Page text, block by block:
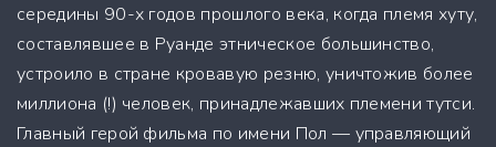
середины 90-х годов прошлого века, когда племя хуту,
составлявшее в Руанде этническое большинство,
устроило в стране кровавую резню, уничтожив более
миллиона (!) человек, принадлежавших племени тутси.
Главный герой фильма по имени Пол — управляющий